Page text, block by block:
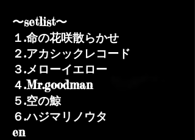
〜setlist〜
１.命の花咲散らかせ
２.アカシックレコード
３.メローイエロー
４.Mr.goodman
５.空の鯨
６.ハジマリノウタ
en